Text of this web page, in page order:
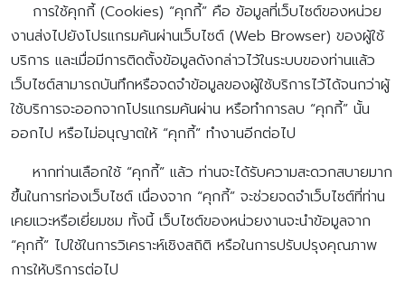
การใช้คุกกี้ (Cookies) “คุกกี้” คือ ข้อมูลที่เว็บไซต์ของหน่วย
งานส่งไปยังโปรแกรมค้นผ่านเว็บไซต์ (Web Browser) ของผู้ใช้
บริการ และเมื่อมีการติดตั้งข้อมูลดังกล่าวไว้ในระบบของท่านแล้ว
เว็บไซต์สามารถบันทึกหรือจดจำข้อมูลของผู้ใช้บริการไว้ได้จนกว่าผู้
ใช้บริการจะออกจากโปรแกรมค้นผ่าน หรือทำการลบ “คุกกี้” นั้น
ออกไป หรือไม่อนุญาตให้ “คุกกี้” ทำงานอีกต่อไป
หากท่านเลือกใช้ “คุกกี้” แล้ว ท่านจะได้รับความสะดวกสบายมาก
ขึ้นในการท่องเว็บไซต์ เนื่องจาก “คุกกี้” จะช่วยจดจำเว็บไซต์ที่ท่าน
เคยแวะหรือเยี่ยมชม ทั้งนี้ เว็บไซต์ของหน่วยงานจะนำข้อมูลจาก
“คุกกี้” ไปใช้ในการวิเคราะห์เชิงสถิติ หรือในการปรับปรุงคุณภาพ
การให้บริการต่อไป